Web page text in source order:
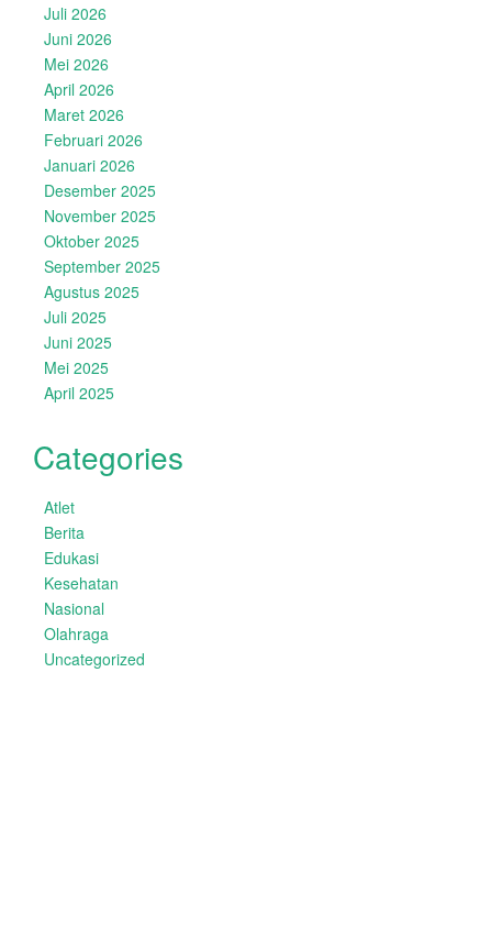
Juli 2026
Juni 2026
Mei 2026
April 2026
Maret 2026
Februari 2026
Januari 2026
Desember 2025
November 2025
Oktober 2025
September 2025
Agustus 2025
Juli 2025
Juni 2025
Mei 2025
April 2025
Categories
Atlet
Berita
Edukasi
Kesehatan
Nasional
Olahraga
Uncategorized